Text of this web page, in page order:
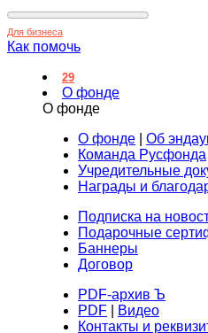
Для бизнеса
Как помочь
29
О фонде
О фонде
О фонде
Об
Команда Русфонда
Учредительные
Награды и
Подписка на
Подарочные
Баннеры
Договор
PDF-архив Ъ
PDF
Видео
Контакты и